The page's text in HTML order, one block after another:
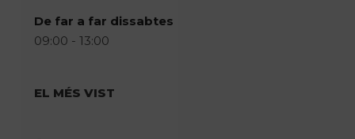
De far a far dissabtes
09:00 - 13:00
EL MÉS VIST